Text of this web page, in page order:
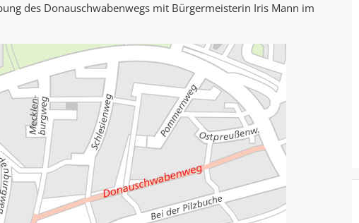
des Donauschwabenwegs mit Bürgermeisterin Iris Mann im